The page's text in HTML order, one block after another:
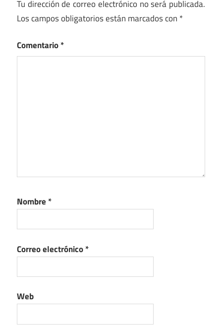
Tu dirección de correo electrónico no será publicada.
Los campos obligatorios están marcados con *
Comentario*
Nombre *
Correo electrónico*
Web